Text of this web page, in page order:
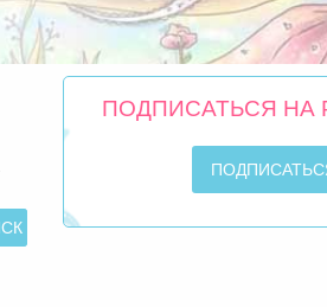
ПОДПИСАТЬСЯ НА